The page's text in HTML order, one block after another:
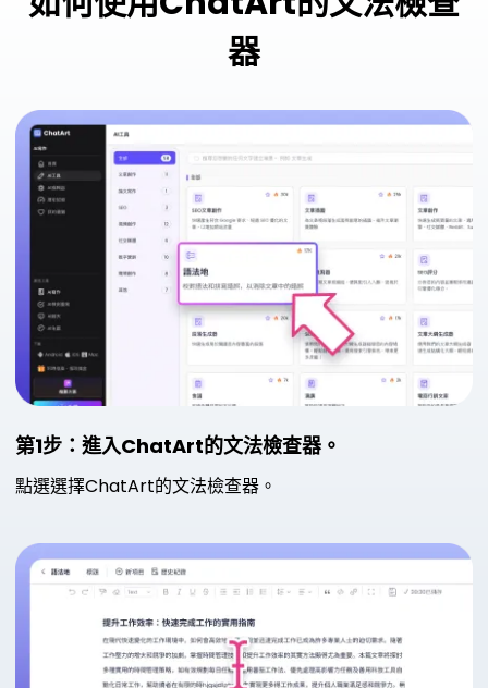
器
第1步：進入ChatArt的文法檢查器。
點選選擇ChatArt的文法檢查器。